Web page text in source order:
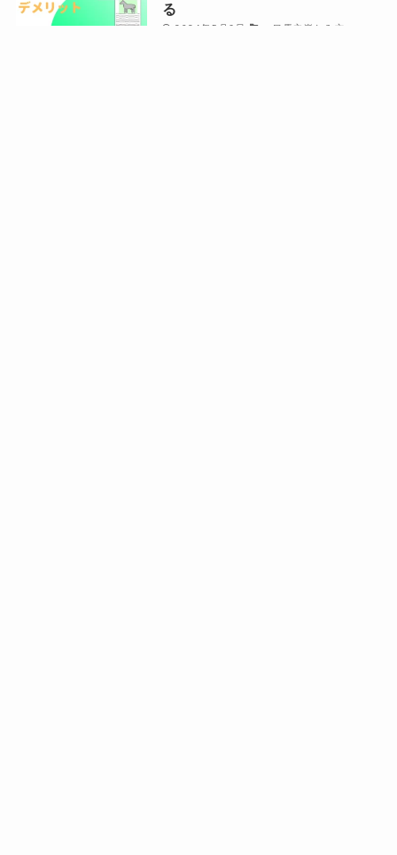
0-0-0-0-0-4
牡
ブラックシャウト
る
2024年5月6日
一口馬主楽しみ方